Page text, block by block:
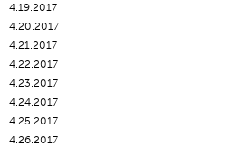
4.19.2017
4.20.2017
4.21.2017
4.22.2017
4.23.2017
4.24.2017
4.25.2017
4.26.2017